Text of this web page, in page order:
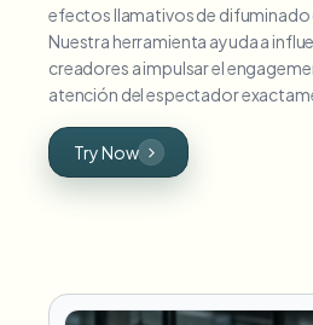
efectos llamativos de difuminado
Nuestra herramienta ayuda a
creadores a impulsar el
atención del espectador
Try Now